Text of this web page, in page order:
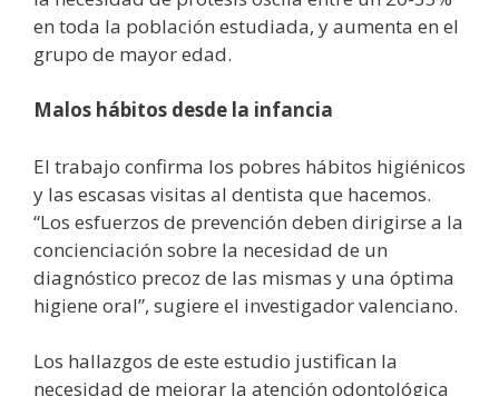
en toda la población estudiada, y aumenta en el
grupo de mayor edad.
Malos hábitos desde la infancia
El trabajo confirma los pobres hábitos higiénicos
y las escasas visitas al dentista que hacemos.
“Los esfuerzos de prevención deben dirigirse a la
concienciación sobre la necesidad de un
diagnóstico precoz de las mismas y una óptima
higiene oral”, sugiere el investigador valenciano.
Los hallazgos de este estudio justifican la
necesidad de mejorar la atención odontológica